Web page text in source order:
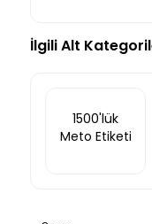
İlgili Alt
1500'lük
Meto Etiketi